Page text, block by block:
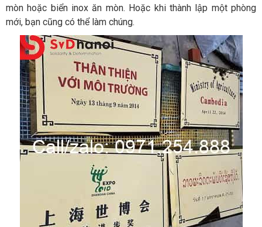
mòn hoặc biển inox ăn mòn. Hoặc khi thành lập một phòng
mới, bạn cũng có thể làm chúng.